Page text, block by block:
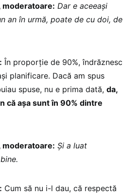
moderatoare: Dar e aceeași
an în urmă, poate de cu doi, de
În proporție de 90%, îndrăznesc
planificare. Dacă am spus
spuse, nu e prima dată, da,
că așa sunt în 90% dintre
moderatoare: Și a luat
Cum să nu i-l dau, că respectă